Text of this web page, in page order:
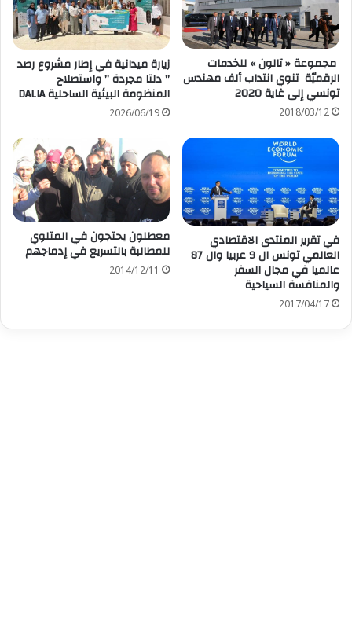
مجموعة « تالون » للخدمات
الرقميّة تنوي انتداب ألف مهندس
تونسي إلى غاية 2020
2018/03/12
زيارة ميدانية في إطار مشروع رصد
” دلتا مجردة ” واستصلاح
المنظومة البيئية الساحلية DALIA
2026/06/19
في تقرير المنتدى الاقتصادي
العالمي تونس ال 9 عربيا وال 87
عالميا في مجال السفر
والمنافسة السياحية
2017/04/17
معطلون يحتجون في المتلوي
للمطالبة بالتسريع في إدماجهم
2014/12/11